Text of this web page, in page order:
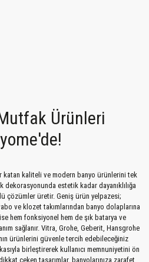
YENİ
Ürünleri
katan kaliteli ve modern banyo ürünlerini tek
dekorasyonunda estetik kadar dayanıklılığa
çözümler üretir. Geniş ürün yelpazesi;
ve klozet takımlarından banyo dolaplarına
hem fonksiyonel hem de şık batarya ve
sağlanır. Vitra, Grohe, Geberit, Hansgrohe
ürünlerini güvenle tercih edebileceğiniz
birleştirerek kullanıcı memnuniyetini ön
çeken tasarımlar, banyolarınıza zarafet